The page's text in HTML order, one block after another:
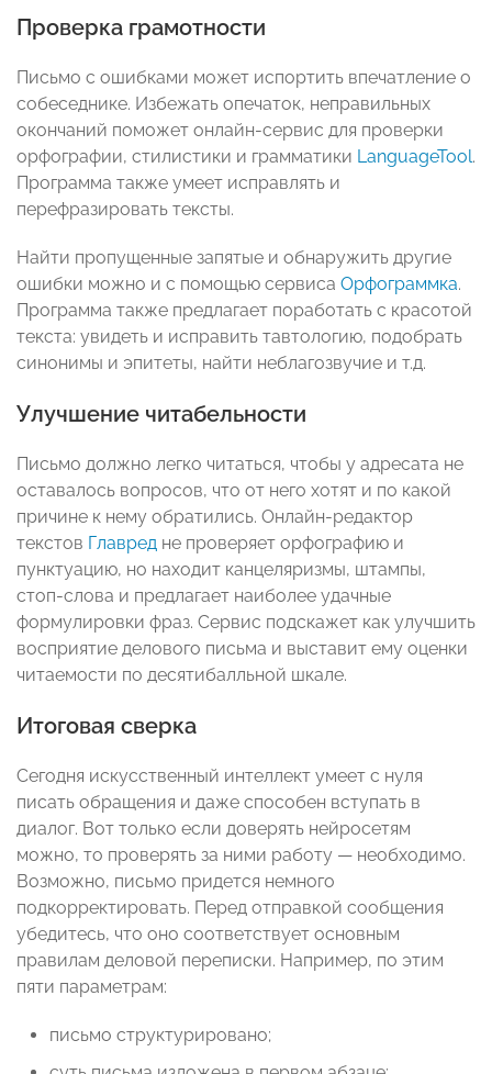
Проверка грамотности
Письмо с ошибками может испортить впечатление о
собеседнике. Избежать опечаток, неправильных
окончаний поможет онлайн-сервис для проверки
орфографии, стилистики и грамматики LanguageTool.
Программа также умеет исправлять и
перефразировать тексты.
Найти пропущенные запятые и обнаружить другие
ошибки можно и с помощью сервиса Орфограммка.
Программа также предлагает поработать с красотой
текста: увидеть и исправить тавтологию, подобрать
синонимы и эпитеты, найти неблагозвучие и т.д.
Улучшение читабельности
Письмо должно легко читаться, чтобы у адресата не
оставалось вопросов, что от него хотят и по какой
причине к нему обратились. Онлайн-редактор
текстов Главред не проверяет орфографию и
пунктуацию, но находит канцеляризмы, штампы,
стоп-слова и предлагает наиболее удачные
формулировки фраз. Сервис подскажет как улучшить
восприятие делового письма и выставит ему оценки
читаемости по десятибалльной шкале.
Итоговая сверка
Сегодня искусственный интеллект умеет с нуля
писать обращения и даже способен вступать в
диалог. Вот только если доверять нейросетям
можно, то проверять за ними работу — необходимо.
Возможно, письмо придется немного
подкорректировать. Перед отправкой сообщения
убедитесь, что оно соответствует основным
правилам деловой переписки. Например, по этим
пяти параметрам:
письмо структурировано;